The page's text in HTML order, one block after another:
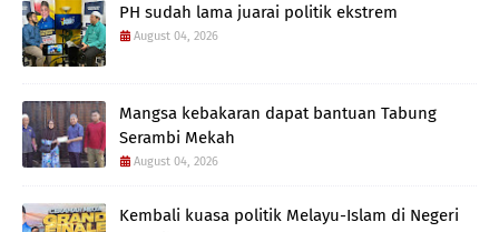
PH sudah lama juarai politik ekstrem
August 04, 2026
Mangsa kebakaran dapat bantuan Tabung
Serambi Mekah
August 04, 2026
Kembali kuasa politik Melayu-Islam di Negeri